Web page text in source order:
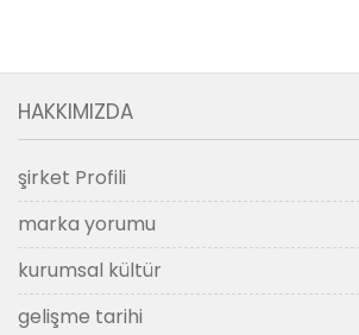
HAKKIMIZDA
şirket Profili
marka yorumu
kurumsal kültür
gelişme tarihi